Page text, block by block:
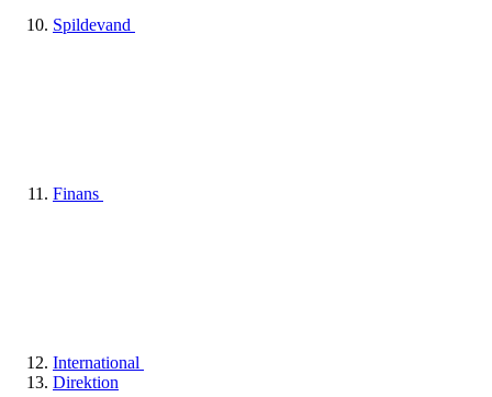
Spildevand
Finans
International
Direktion